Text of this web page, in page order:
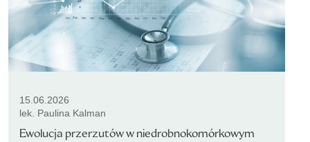
15.06.2026
lek. Paulina Kalman
Ewolucja przerzutów w niedrobnokomórkowym